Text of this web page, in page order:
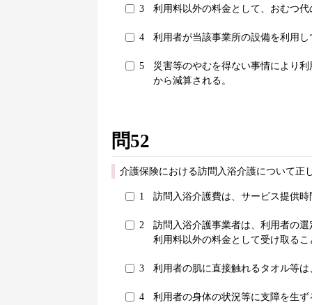
3 利用料以外の料金として、おむつ
4 利用者が当該事業所の設備を利用
5
災害等のやむを得ない事情により
から減算される。
問52
介護保険における訪問入浴介護について正
1 訪問入浴介護費は、サービス提供
2
訪問入浴介護事業者は、利用者の
利用料以外の料金として受け取る
3 利用者の肌に直接触れるタオル等
4 利用者の身体の状況等に支障を生